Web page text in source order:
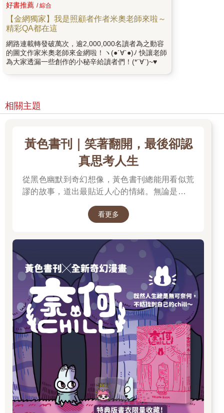
好書推薦 / 綜合
【金網獨家】我是照顧者作者米奧老師來啦～
精彩QA都在這
網路連載轉發破萬次，逾2,000,000名讀者為之動容
的圖文作家米奧老師來金網啦！ヽ(●´∀`●)ﾉ 快讓老師
為大家透漏一些創作的小秘辛給讀者們！(*´∀`)~♥
相關主題
黃色書刊｜笑著翻開，最後卻認
真思考人生
從黑色幽默到奇幻想像，黃色書刊總能用看似荒
謬的故事，道出最貼近人心的情緒。無論是人生
的瞬間，都在他的筆下化成令人會心一笑、又忍
男子變成兔子的異世界冒險，開啟全新故事篇
章，更推出限量書衣版值得收藏。無論是第一次
認識黃色書刊，或想一次補齊歷年代表作，這裡
都是走進黃色書刊漫畫世界的最佳入口。
看更多